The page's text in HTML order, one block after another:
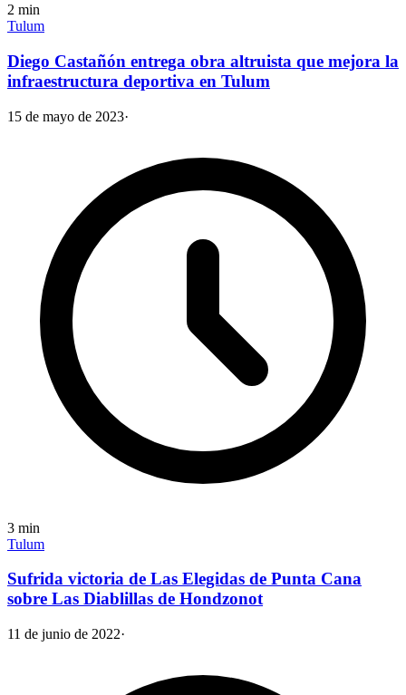
2 min
Tulum
Diego Castañón entrega obra altruista que mejora la
infraestructura deportiva en Tulum
15 de mayo de 2023·
3 min
Tulum
Sufrida victoria de Las Elegidas de Punta Cana
sobre Las Diablillas de Hondzonot
11 de junio de 2022·